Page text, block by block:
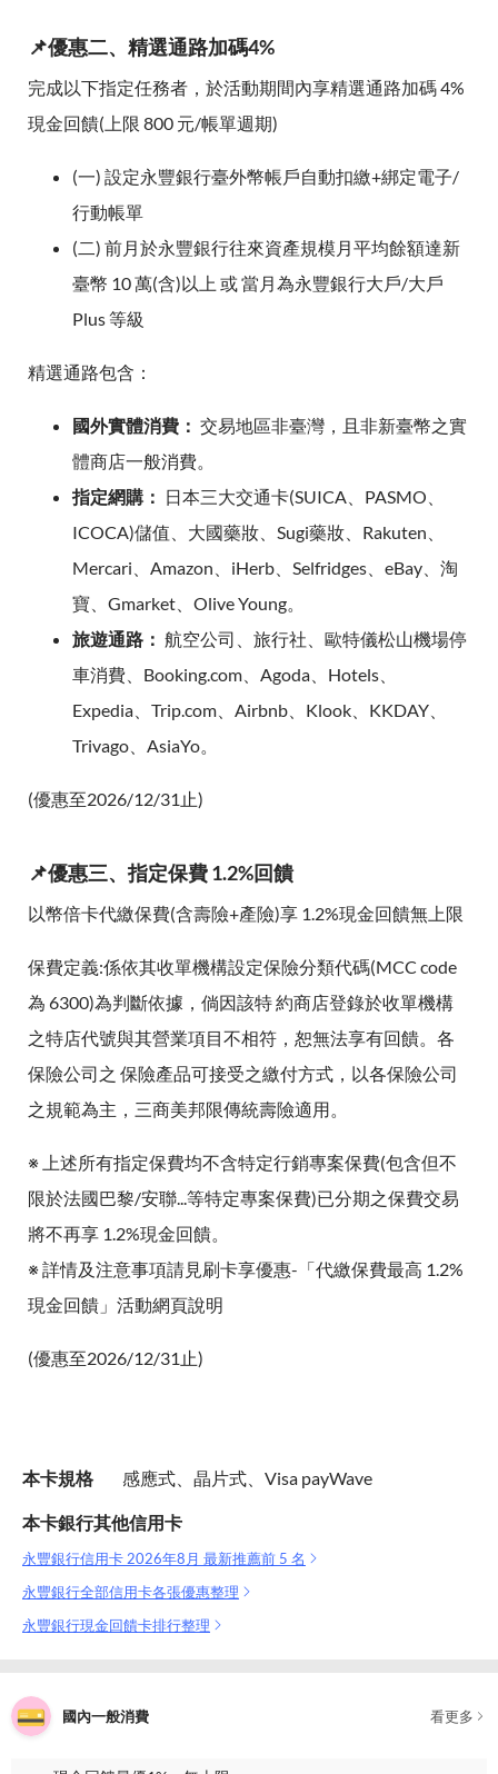
📌優惠二、精選通路加碼4%
完成以下指定任務者，於活動期間內享精選通路加碼 4%
現金回饋(上限 800 元/帳單週期)
(一) 設定永豐銀行臺外幣帳戶自動扣繳+綁定電子/
行動帳單
(二) 前月於永豐銀行往來資產規模月平均餘額達新
臺幣 10 萬(含)以上 或 當月為永豐銀行大戶/大戶
Plus 等級
精選通路包含：
國外實體消費： 交易地區非臺灣，且非新臺幣之實
體商店一般消費。
指定網購： 日本三大交通卡(SUICA、PASMO、
ICOCA)儲值、大國藥妝、Sugi藥妝、Rakuten、
Mercari、Amazon、iHerb、Selfridges、eBay、淘
寶、Gmarket、Olive Young。
旅遊通路： 航空公司、旅行社、歐特儀松山機場停
車消費、Booking.com、Agoda、Hotels、
Expedia、Trip.com、Airbnb、Klook、KKDAY、
Trivago、AsiaYo。
(優惠至2026/12/31止)
📌優惠三、指定保費 1.2%回饋
以幣倍卡代繳保費(含壽險+產險)享 1.2%現金回饋無上限
保費定義:係依其收單機構設定保險分類代碼(MCC code
為 6300)為判斷依據，倘因該特 約商店登錄於收單機構
之特店代號與其營業項目不相符，恕無法享有回饋。各
保險公司之 保險產品可接受之繳付方式，以各保險公司
之規範為主，三商美邦限傳統壽險適用。
※ 上述所有指定保費均不含特定行銷專案保費(包含但不
限於法國巴黎/安聯...等特定專案保費)已分期之保費交易
將不再享 1.2%現金回饋。
※ 詳情及注意事項請見刷卡享優惠-「代繳保費最高 1.2%
現金回饋」活動網頁說明
(優惠至2026/12/31止)
本卡規格 感應式、晶片式、Visa payWave
本卡銀行其他信用卡
永豐銀行信用卡 2026年8月 最新推薦前 5 名
永豐銀行全部信用卡各張優惠整理
永豐銀行現金回饋卡排行整理
國內一般消費 看更多